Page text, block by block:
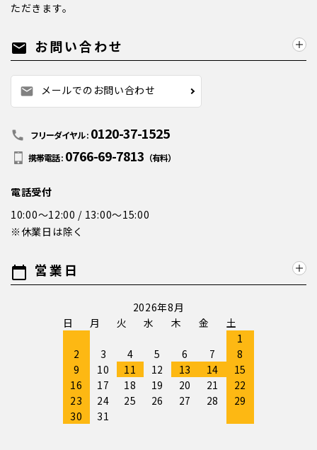
ただきます。
mail お問い合わせ
mail メールでのお問い合わせ
call フリーダイヤル : 0120-37-1525
携帯電話 : 0766-69-7813 （有料）
電話受付
10:00～12:00 / 13:00～15:00
※休業日は除く
calendar_today 営業日
2026年8月
日
月 火 水 木 金
土
1
2
3 4 5 6 7
8
9
10 11 12 13 14
15
16
17 18 19 20 21
22
23
24 25 26 27 28
29
30
31